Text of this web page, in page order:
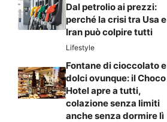
Dal petrolio ai prezzi:
perché la crisi tra Usa e
Iran può colpire tutti
Lifestyle
Fontane di cioccolato e
dolci ovunque: il Choco
Hotel apre a tutti,
colazione senza limiti
anche senza dormire lì